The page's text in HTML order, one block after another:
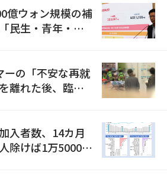
億ウォン規模の補
民生・青年・安
ーの「不安な再就
離れた後、臨時
入者数、14カ月
除けば1万5000人